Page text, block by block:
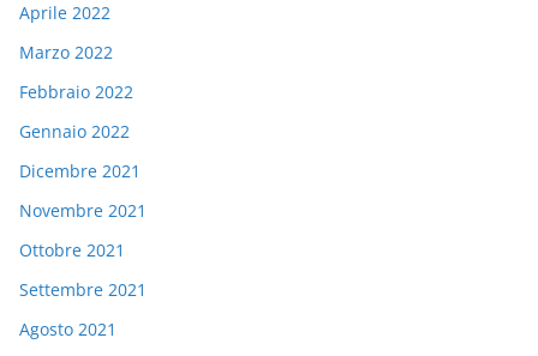
Aprile 2022
Marzo 2022
Febbraio 2022
Gennaio 2022
Dicembre 2021
Novembre 2021
Ottobre 2021
Settembre 2021
Agosto 2021